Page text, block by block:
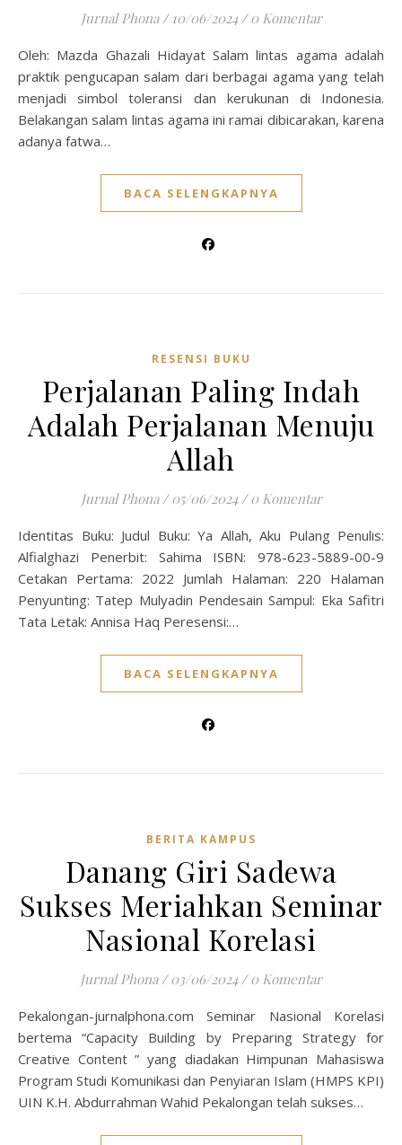
Jurnal Phona / 10/06/2024 / 0 Komentar
Oleh: Mazda Ghazali Hidayat Salam lintas agama adalah
praktik pengucapan salam dari berbagai agama yang telah
menjadi simbol toleransi dan kerukunan di Indonesia.
Belakangan salam lintas agama ini ramai dibicarakan, karena
adanya fatwa…
BACA SELENGKAPNYA
RESENSI BUKU
Perjalanan Paling Indah
Adalah Perjalanan Menuju
Allah
Jurnal Phona / 05/06/2024 / 0 Komentar
Identitas Buku: Judul Buku: Ya Allah, Aku Pulang Penulis:
Alfialghazi Penerbit: Sahima ISBN: 978-623-5889-00-9
Cetakan Pertama: 2022 Jumlah Halaman: 220 Halaman
Penyunting: Tatep Mulyadin Pendesain Sampul: Eka Safitri
Tata Letak: Annisa Haq Peresensi:…
BACA SELENGKAPNYA
BERITA KAMPUS
Danang Giri Sadewa
Sukses Meriahkan Seminar
Nasional Korelasi
Jurnal Phona / 03/06/2024 / 0 Komentar
Pekalongan-jurnalphona.com Seminar Nasional Korelasi
bertema “Capacity Building by Preparing Strategy for
Creative Content ” yang diadakan Himpunan Mahasiswa
Program Studi Komunikasi dan Penyiaran Islam (HMPS KPI)
UIN K.H. Abdurrahman Wahid Pekalongan telah sukses…